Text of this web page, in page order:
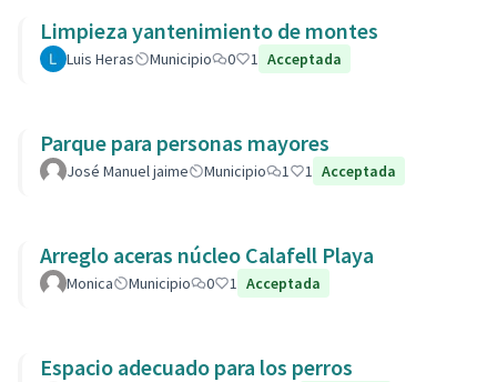
Limpieza yantenimiento de montes
Luis Heras Municipio 0 1 Acceptada
Parque para personas mayores
José Manuel jaime Municipio 1 1 Acceptada
Arreglo aceras núcleo Calafell Playa
Monica Municipio 0 1 Acceptada
Espacio adecuado para los perros